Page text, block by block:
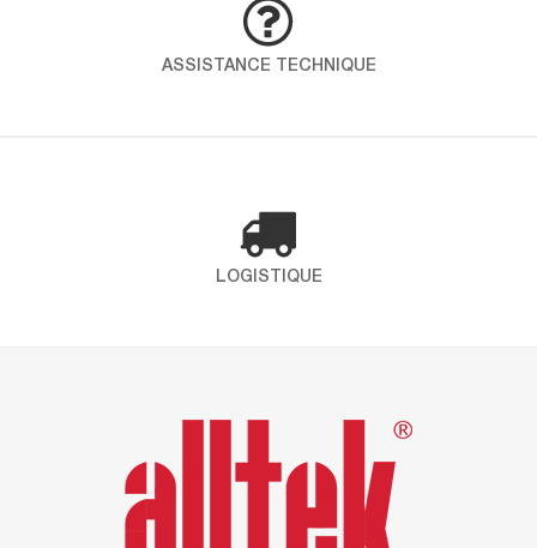
démarche globale pour intégrer qualité, santé,
sécurité et environnement dans toutes les
opérations. En choississant ICP – Alltek, vous
ASSISTANCE TECHNIQUE
LOGISTIQUE